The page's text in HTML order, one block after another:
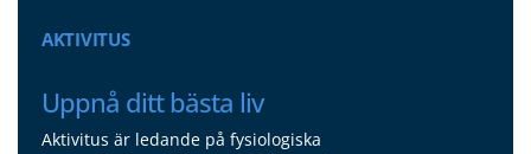
AKTIVITUS
Uppnå ditt bästa liv
Aktivitus är ledande på fysiologiska